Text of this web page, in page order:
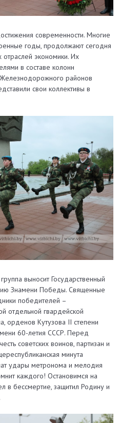
современности. Многие
годы, продолжают сегодня
отраслей экономики. Их
в составе колонн
районов
свои коллективы в
выносит Государственный
Знамени Победы. Священные
победителей –
отдельной гвардейской
орденов Кутузова II степени
60-летия СССР. Перед
советских воинов, партизан и
минута
удары метронома и мелодия
каждого! Остановимся на
в бессмертие, защитил Родину и